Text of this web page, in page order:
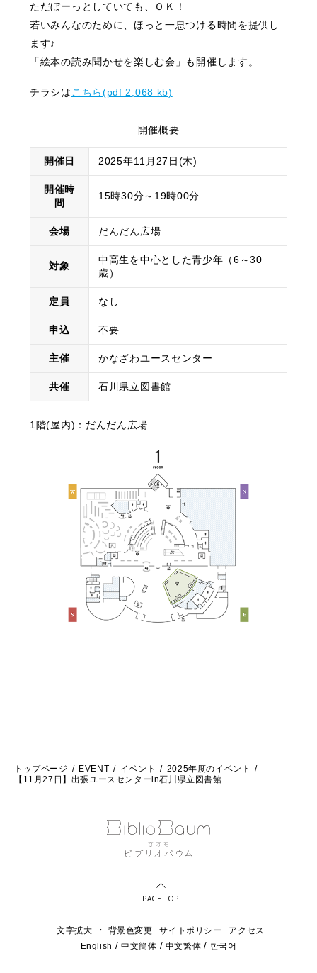
ただぼーっとしていても、ＯＫ！
若いみんなのために、ほっと一息つける時間を提供し
ます♪
「絵本の読み聞かせを楽しむ会」も開催します。
チラシはこちら(pdf 2,068 kb)
開催概要
開催日 2025年11月27日(木)
開催時
間
15時30分～19時00分
会場 だんだん広場
対象
中高生を中心とした青少年（6～30
歳）
定員 なし
申込 不要
主催 かなざわユースセンター
共催 石川県立図書館
1階(屋内)：だんだん広場
トップページ EVENT イベント
2025年度のイベント
【11月27日】出張ユースセンターin石川県立図書館
English 中文簡体 中文繁体 한국어
文字拡大 ・ 背景色変更 サイトポリシー アクセス
PAGE TOP